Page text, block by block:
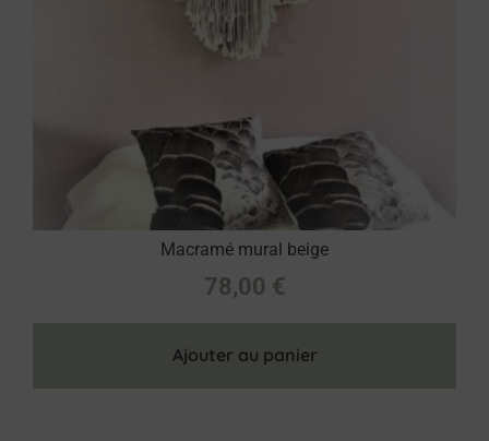
Macramé mural beige
78,00 €
Ajouter au panier